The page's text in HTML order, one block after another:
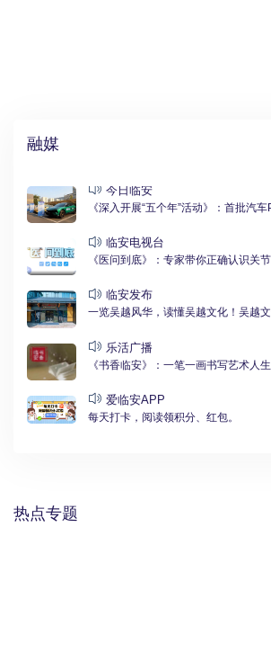
融媒
今日临安
《深入开展“五个年”活动》：首批汽
临安电视台
《医问到底》：专家带你正确认识关
临安发布
一览吴越风华，读懂吴越文化！吴越
乐活广播
《书香临安》：一笔一画书写艺术人生
爱临安APP
每天打卡，阅读领积分、红包。
热点专题